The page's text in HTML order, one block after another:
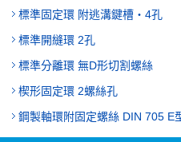
標準固定環 附逃溝鍵槽・4孔
標準開縫環 2孔
標準分離環 無D形切割螺絲
楔形固定環 2螺絲孔
鋼製軸環附固定螺絲 DIN 705 E